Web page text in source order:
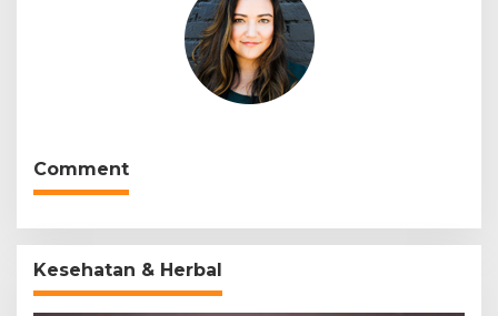
Comment
Kesehatan & Herbal